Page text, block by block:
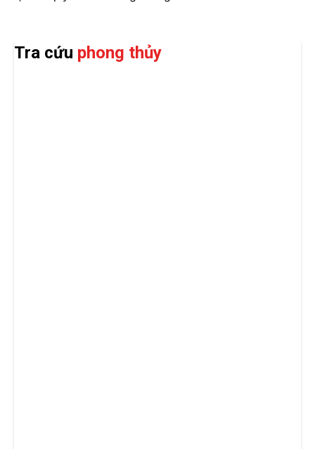
Tra cứu phong thủy